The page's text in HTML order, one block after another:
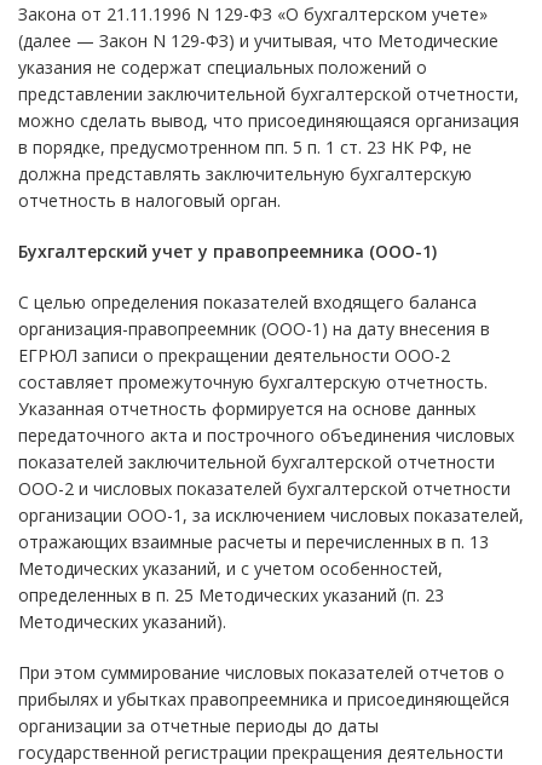
Закона от 21.11.1996 N 129-ФЗ «О бухгалтерском учете»
(далее — Закон N 129-ФЗ) и учитывая, что Методические
указания не содержат специальных положений о
представлении заключительной бухгалтерской отчетности,
можно сделать вывод, что присоединяющаяся организация
в порядке, предусмотренном пп. 5 п. 1 ст. 23 НК РФ, не
должна представлять заключительную бухгалтерскую
отчетность в налоговый орган.
Бухгалтерский учет у правопреемника (ООО-1)
С целью определения показателей входящего баланса
организация-правопреемник (ООО-1) на дату внесения в
ЕГРЮЛ записи о прекращении деятельности ООО-2
составляет промежуточную бухгалтерскую отчетность.
Указанная отчетность формируется на основе данных
передаточного акта и построчного объединения числовых
показателей заключительной бухгалтерской отчетности
ООО-2 и числовых показателей бухгалтерской отчетности
организации ООО-1, за исключением числовых показателей,
отражающих взаимные расчеты и перечисленных в п. 13
Методических указаний, и с учетом особенностей,
определенных в п. 25 Методических указаний (п. 23
Методических указаний).
При этом суммирование числовых показателей отчетов о
прибылях и убытках правопреемника и присоединяющейся
организации за отчетные периоды до даты
государственной регистрации прекращения деятельности